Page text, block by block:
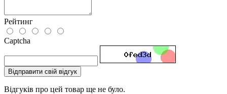
Рейтинг
Captcha
Відправити свій відгук
Відгуків про цей товар ще не було.